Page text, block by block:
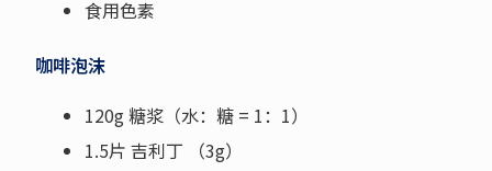
食用色素
咖啡泡沫
120g 糖浆（水：糖 = 1：1）
1.5片 吉利丁 （3g）